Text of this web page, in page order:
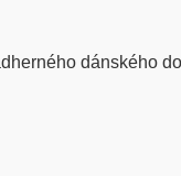
dánského